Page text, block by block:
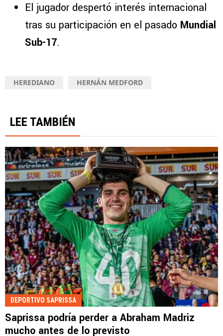
El jugador despertó interés internacional
tras su participación en el pasado Mundial
Sub-17.
HEREDIANO HERNÁN MEDFORD
LEE TAMBIÉN
DEPORTIVO SAPRISSA
Saprissa podría perder a Abraham Madriz
mucho antes de lo previsto